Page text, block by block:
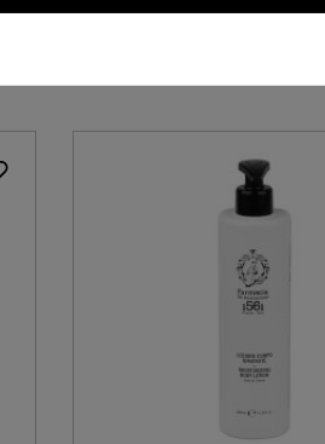
Accedi per vedere i